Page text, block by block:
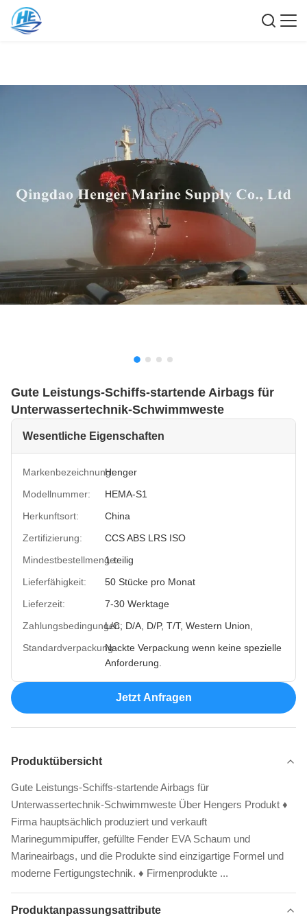
Gute Leistungs-Schiffs-startende Airbags für
Unterwassertechnik-Schwimmweste
Wesentliche Eigenschaften
Markenbezeichnung:Henger
Modellnummer:
HEMA-S1
Herkunftsort:
China
Zertifizierung:
CCS ABS LRS ISO
Mindestbestellmenge:1-teilig
Lieferfähigkeit:
50 Stücke pro Monat
Lieferzeit:
7-30 Werktage
Zahlungsbedingungen:L/C, D/A, D/P, T/T, Western Union,
Standardverpackung:Nackte Verpackung wenn keine spezielle
Anforderung.
Jetzt Anfragen
Produktübersicht
Gute Leistungs-Schiffs-startende Airbags für
Unterwassertechnik-Schwimmweste Über Hengers Produkt ♦
Firma hauptsächlich produziert und verkauft
Marinegummipuffer, gefüllte Fender EVA Schaum und
Marineairbags, und die Produkte sind einzigartige Formel und
moderne Fertigungstechnik. ♦ Firmenprodukte ...
Produktanpassungsattribute